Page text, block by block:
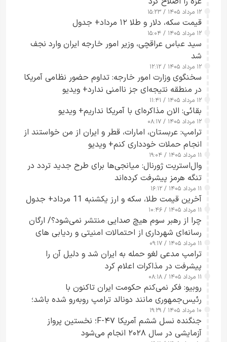
۱۲ مرداد ۱۴۰۵ / ۱۵:۲۳
قیمت سکه، دلار و طلا ۱۲ مرداد+ جدول
۱۲ مرداد ۱۴۰۵ / ۱۵:۰۴
سید عباس عراقچی، وزیر امور خارجه ایران وارد نجف
شد
۱۲ مرداد ۱۴۰۵ / ۱۲:۱۲
سخنگوی وزارت امور خارجه: تداوم حضور نظامی آمریکا
در منطقه نتیجه‌ای جز ناامنی ندارد+ ویدیو
۱۲ مرداد ۱۴۰۵ / ۱۱:۴۱
بقائی: الان مذاکره‌ای با آمریکا نداریم+ ویدیو
۱۲ مرداد ۱۴۰۵ / ۰۸:۱۷
ترامپ: عربستان، امارات، قطر و ایران از من خواستند از
انجام حملات خودداری کنم+ ویدیو
۱۱ مرداد ۱۴۰۵ / ۱۹:۰۴
وال‌استریت ژورنال: میانجی‌ها برای طرح جدید تردد در
تنگه هرمز پیشرفت کرده‌اند
۱۱ مرداد ۱۴۰۵ / ۱۶:۱۲
آخرین قیمت طلا، سکه و ارز یکشنبه 11 مرداد+ جدول
۱۱ مرداد ۱۴۰۵ / ۱۰:۴۶
چرا از رهبر سوم هیچ صدایی منتشر نمی‌شود؟/ ارگان
رسانه‌ای شهرداری از احتمالات امنیتی و ردیابی های
جاسوسی گفت
۱۱ مرداد ۱۴۰۵ / ۰۹:۱۷
ترامپ مدعی لغو حمله به ایران شد و دلیل آن را
پیشرفت در مذاکرات اعلام کرد
۱۱ مرداد ۱۴۰۵ / ۰۸:۱۸
روبیو: فکر نمی‌کنم حکومت ایران تاکنون با
رئیس‌جمهوری مانند دونالد ترامپ روبه‌رو شده باشد؛
کسی که واقعاً دست به اقدام می‌زند
۱۰ مرداد ۱۴۰۵ / ۱۹:۲۹
جنگنده نسل ششم آمریکا F-۴۷؛ نخستین پرواز
آزمایشی در سال ۲۰۲۸ انجام می‌شود